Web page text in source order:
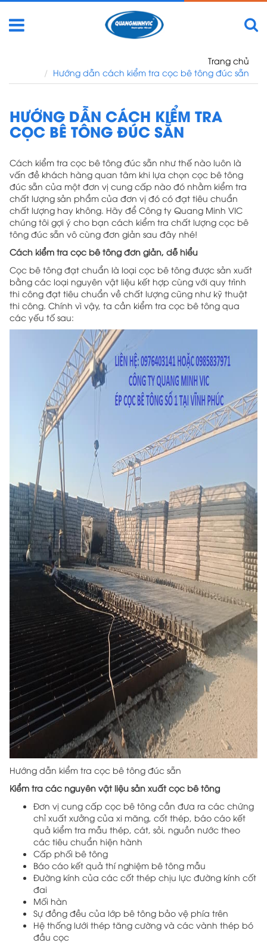
Nhảy
đến
nội
Trang chủ
Hướng dẫn cách kiểm tra cọc bê tông đúc sẵn
HƯỚNG DẪN CÁCH KIỂM TRA
CỌC BÊ TÔNG ĐÚC SẴN
Cách kiểm tra cọc bê tông đúc sẵn như thế nào luôn là
vấn đề khách hàng quan tâm khi lựa chọn cọc bê tông
đúc sẵn của một đơn vị cung cấp nào đó nhằm kiểm tra
chất lượng sản phẩm của đơn vị đó có đạt tiêu chuẩn
chất lượng hay không. Hãy để Công ty Quang Minh VIC
chúng tôi gợi ý cho bạn cách kiểm tra chất lượng cọc bê
tông đúc sẵn vô cùng đơn giản sau đây nhé!
Cách kiểm tra cọc bê tông đơn giản, dễ hiểu
Cọc bê tông đạt chuẩn là loại cọc bê tông được sản xuất
bằng các loại nguyên vật liệu kết hợp cùng với quy trình
thi công đạt tiêu chuẩn về chất lượng cũng như kỹ thuật
thi công. Chính vì vậy, ta cần kiểm tra cọc bê tôngqua
các yếu tố sau:
Hướng dẫn kiểm tra cọc bê tông đúc sẵn
Kiểm tra các nguyên vật liệu sản xuất cọc bê tông
Đơn vị cung cấp cọc bê tông cần đưa ra các chứng
chỉ xuất xưởng của xi măng, cốt thép, báo cáo kết
quả kiểm tra mẫu thép, cát, sỏi, nguồn nước theo
các tiêu chuẩn hiện hành
Cấp phối bê tông
Báo cáo kết quả thí nghiệm bê tông mẫu
Đường kính của các cốt thép chịu lực đường kính cốt
đai
Mối hàn
Sự đồng đều của lớp bê tông bảo vệ phía trên
Hệ thống lưới thép tăng cường và các vành thép bó
đầu cọc